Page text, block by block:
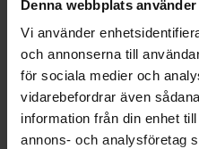
Denna webbplats
Vi använder
och annonserna till
för sociala medier och
vidarebefordrar även
information från din enhet
annons- och analysföretag
Sveriges största
vedspisar &
Alltid fri frakt.
Hos oss på Spis & Kaminboden
kaminer, vedspisar och